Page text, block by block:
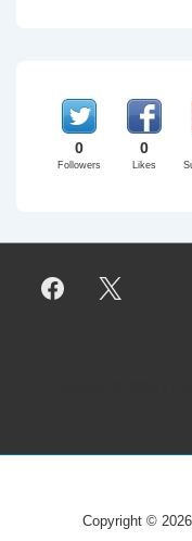
0
Followers
0
Likes
Copyright © 2026